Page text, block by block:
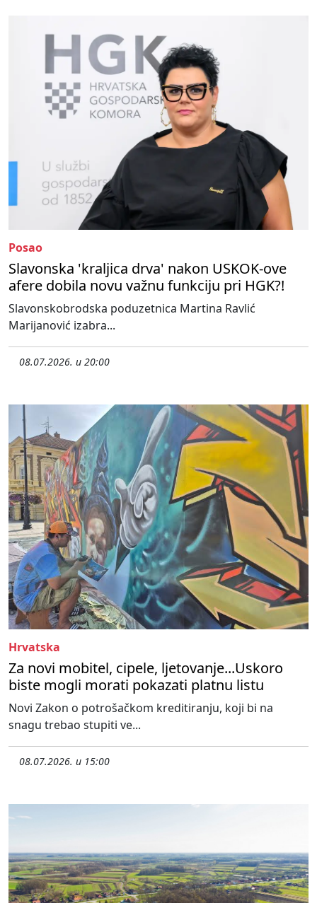
Posao
Slavonska 'kraljica drva' nakon USKOK-ove
afere dobila novu važnu funkciju pri HGK?!
Slavonskobrodska poduzetnica Martina Ravlić
Marijanović izabra...
08.07.2026. u 20:00
Hrvatska
Za novi mobitel, cipele, ljetovanje...Uskoro
biste mogli morati pokazati platnu listu
Novi Zakon o potrošačkom kreditiranju, koji bi na
snagu trebao stupiti ve...
08.07.2026. u 15:00